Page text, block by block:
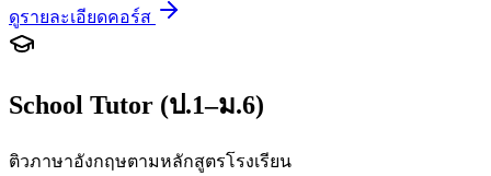
ดูรายละเอียดคอร์ส
School Tutor (ป.1–ม.6)
ติวภาษาอังกฤษตามหลักสูตรโรงเรียน